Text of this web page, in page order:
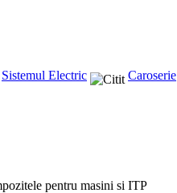
Sistemul Electric Caroserie
pentru masini si ITP